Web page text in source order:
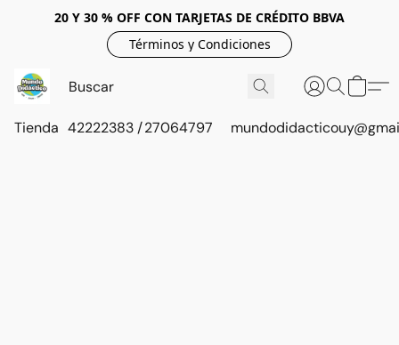
20 Y 30 % OFF CON TARJETAS DE CRÉDITO BBVA
Términos y Condiciones
Tienda 42222383 / 27064797